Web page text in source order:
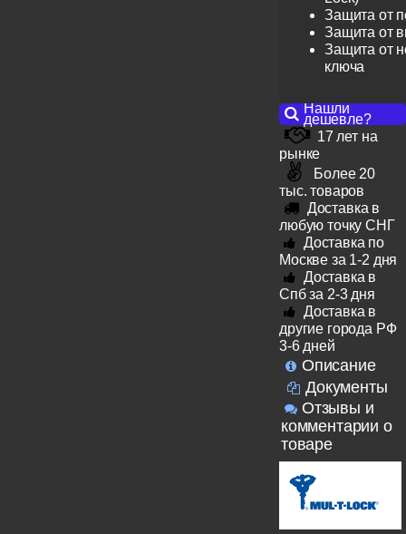
Защита от
Защита от
Защита от
ключа
Нашли
дешевле?
17 лет на
рынке
Более 20
тыс. товаров
Доставка в
любую точку СНГ
Доставка по
Москве за 1-2 дня
Доставка в
Спб за 2-3 дня
Доставка в
другие города РФ
3-6 дней
Описание
Документы
Отзывы и
комментарии о
товаре